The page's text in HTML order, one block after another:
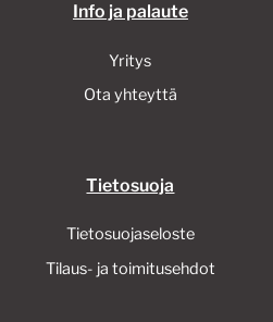
Info ja palaute
Yritys
Ota yhteyttä
Tietosuoja
Tietosuojaseloste
Tilaus- ja toimitusehdot